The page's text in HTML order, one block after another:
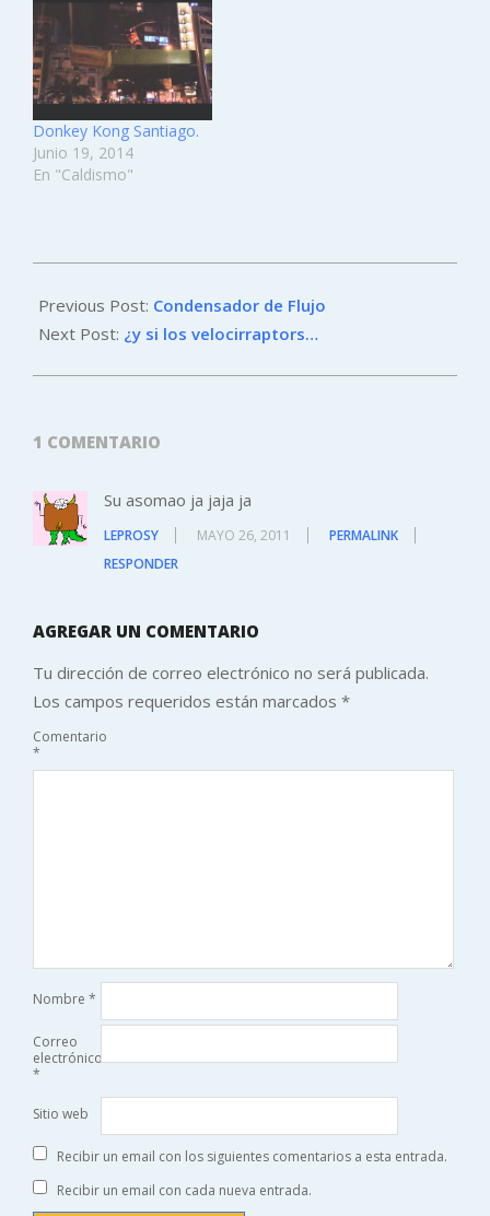
Donkey Kong Santiago.
Junio 19, 2014
En "Caldismo"
05-
26
Previous Post: Condensador de Flujo
Next Post: ¿y si los velocirraptors…
1 COMENTARIO
Su asomao ja jaja ja
LEPROSY MAYO 26, 2011
PERMALINK
RESPONDER
AGREGAR UN COMENTARIO
Tu dirección de correo electrónico no será publicada.
Los campos requeridos están marcados *
Comentario
*
Nombre *
Correo
electrónico
*
Sitio web
Recibir un email con los siguientes comentarios a esta entrada.
Recibir un email con cada nueva entrada.